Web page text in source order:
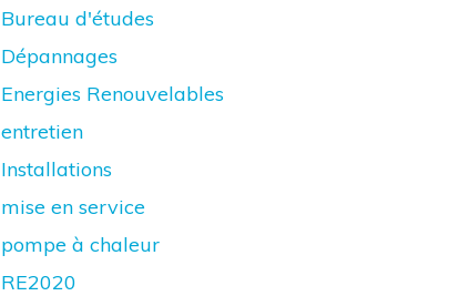
Bureau d'études
Dépannages
Energies Renouvelables
entretien
Installations
mise en service
pompe à chaleur
RE2020